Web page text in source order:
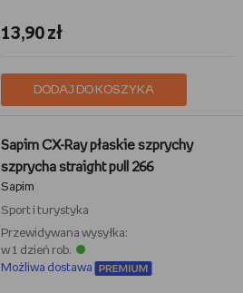
13,90 zł
DODAJ DO KOSZYKA
Sapim CX-Ray płaskie szprychy
szprycha straight pull 266
Sapim
Sport i turystyka
Przewidywana wysyłka:
w 1 dzień rob.
Możliwa dostawa